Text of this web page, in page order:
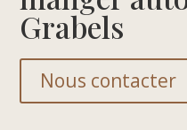
Grabels
Nous contacter